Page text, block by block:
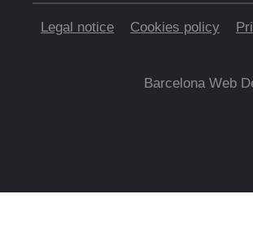
Legal notice Cookies policy
Barcelona Web